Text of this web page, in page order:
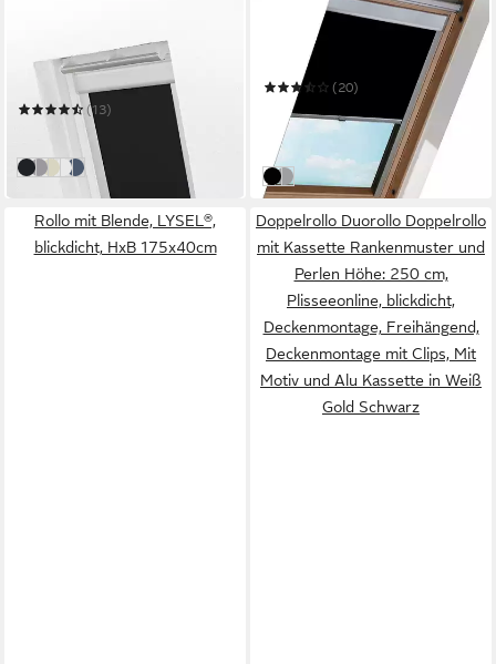
Dachfensterrollo abdunkelnd
(13)
ab 27,90 €
in 3-4 Werktagen bei dir
schwarz
hellgrau
beige elfenbein
reinweiß
dunkelblau
CLANMACY
Dachfensterrollo
Verdunkelungsrollo
Dachfensterrollo Thermo-
Rollo für GGL GPU GTU GXU
(20)
ab 39,96 € 139,99 €
-71%
in 5-6 Werktagen bei dir
Schwarz
Grau
Rollo mit Blende, LYSEL®,
blickdicht, HxB 175x40cm
Doppelrollo Duorollo Doppelrollo
mit Kassette Rankenmuster und
Perlen Höhe: 250 cm,
Plisseeonline, blickdicht,
Deckenmontage, Freihängend,
Deckenmontage mit Clips, Mit
Motiv und Alu Kassette in Weiß
Gold Schwarz